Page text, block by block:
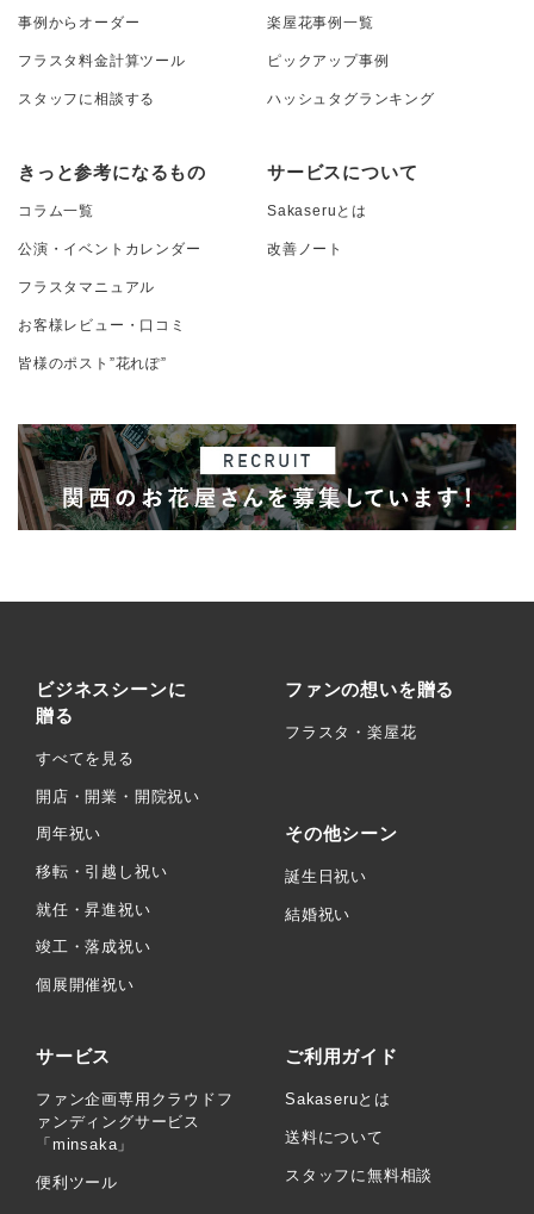
事例からオーダー
フラスタ料金計算ツール
スタッフに相談する
楽屋花事例一覧
ピックアップ事例
ハッシュタグランキング
きっと参考になるもの
コラム一覧
公演・イベントカレンダー
フラスタマニュアル
お客様レビュー・口コミ
皆様のポスト”花れぽ”
サービスについて
Sakaseruとは
改善ノート
ビジネスシーンに
贈る
すべてを見る
開店・開業・開院祝い
周年祝い
移転・引越し祝い
就任・昇進祝い
竣工・落成祝い
個展開催祝い
ファンの想いを贈る
フラスタ・楽屋花
その他シーン
誕生日祝い
結婚祝い
サービス
ファン企画専用クラウドフ
ァンディングサービス
「minsaka」
便利ツール
ご利用ガイド
Sakaseruとは
送料について
スタッフに無料相談